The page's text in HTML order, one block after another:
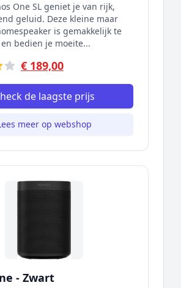
One SL geniet je van rijk,
geluid. Deze kleine maar
is gemakkelijk te
bedien je moeite...
€ 189,00
de laagste prijs
meer op webshop
- Zwart